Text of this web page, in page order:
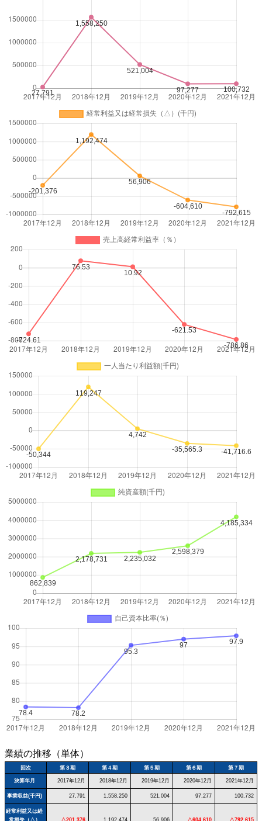
業績の推移（単体）
回次 第３期 第４期 第５期 第６期 第７期
決算年月 2017年12月 2018年12月 2019年12月 2020年12月 2021年12月
事業収益(千円) 27,791 1,558,250 521,004 97,277 100,732
経常利益又は経
常損失（△）
△201,376 1,192,474 56,906 △604,610 △792,615